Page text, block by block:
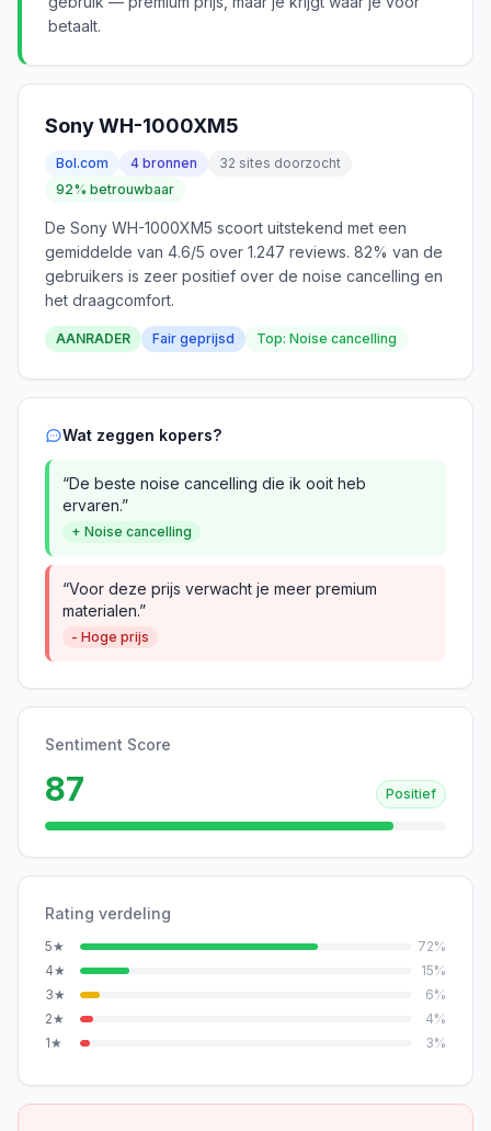
betaalt.
Sony WH-1000XM5
Bol.com 4 bronnen
32 sites doorzocht
92% betrouwbaar
De Sony WH-1000XM5 scoort uitstekend met een
gemiddelde van 4.6/5 over 1.247 reviews. 82% van de
gebruikers is zeer positief over de noise cancelling en
het draagcomfort.
AANRADER Fair geprijsd Top: Noise cancelling
Wat zeggen kopers?
“De beste noise cancelling die ik ooit heb
ervaren.”
+ Noise cancelling
“Voor deze prijs verwacht je meer premium
materialen.”
- Hoge prijs
Sentiment Score
87 Positief
Rating verdeling
5★ 72%
4★ 15%
3★ 6%
2★ 4%
1★ 3%